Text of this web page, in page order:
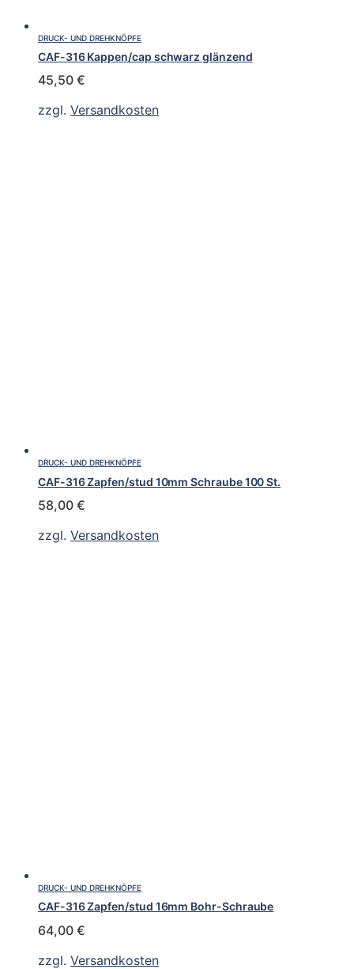
DRUCK- UND DREHKNÖPFE
CAF-316 Kappen/cap schwarz glänzend
45,50 €
zzgl. Versandkosten
DRUCK- UND DREHKNÖPFE
CAF-316 Zapfen/stud 10mm Schraube 100 St.
58,00 €
zzgl. Versandkosten
DRUCK- UND DREHKNÖPFE
CAF-316 Zapfen/stud 16mm Bohr-Schraube
64,00 €
zzgl. Versandkosten